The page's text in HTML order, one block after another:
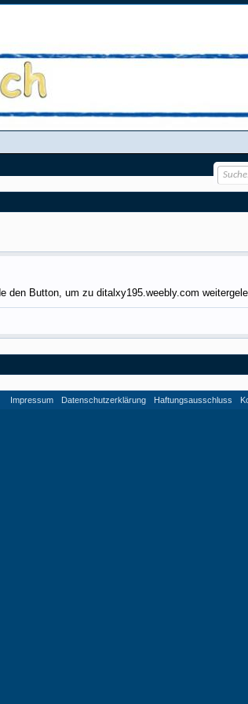
den Button, um zu ditalxy195.weebly.com
Impressum Datenschutzerklärung Haftungsausschluss